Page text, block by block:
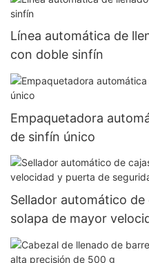
Línea automática de
con doble sinfín
Empaquetadora
de sinfín único
Sellador automático de
solapa de mayor